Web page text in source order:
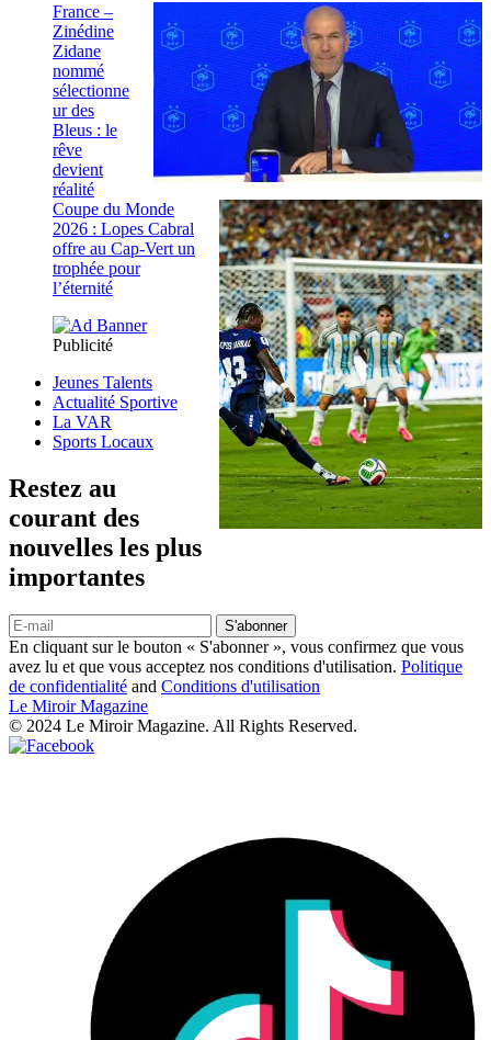
France –
Zinédine
Zidane
nommé
sélectionne
ur des
Bleus : le
rêve
devient
réalité
Coupe du Monde
2026 : Lopes Cabral
offre au Cap-Vert un
trophée pour
l’éternité
Publicité
Jeunes Talents
Actualité Sportive
La VAR
Sports Locaux
Restez au
courant des
nouvelles les plus
importantes
S'abonner
En cliquant sur le bouton « S'abonner », vous confirmez que vous
avez lu et que vous acceptez nos conditions d'utilisation. Politique
de confidentialité and Conditions d'utilisation
Le Miroir Magazine
© 2024 Le Miroir Magazine. All Rights Reserved.